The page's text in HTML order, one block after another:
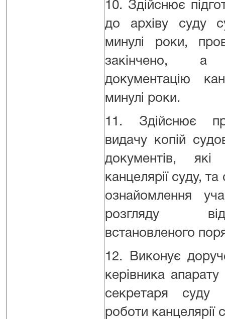
10. Здійснює
до архіву суду
минулі роки,
закінчено,
документацію
минулі роки.
11. Здійснює
видачу копій
документів,
канцелярії суду,
ознайомлення
розгляду
встановленого
12. Виконує
керівника
секретаря суду
роботи канцелярії